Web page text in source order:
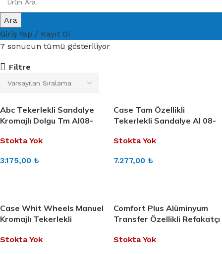
Ara
Giriş Yap / Kayıt Ol
7 sonucun tümü gösteriliyor
Filtre
Abc Tekerlekli Sandalye
Kromajlı Dolgu Tm Al08-
Stokta Yok
3.175,00 ₺
Case Tam Özellikli
Tekerlekli Sandalye Al 08-
Stokta Yok
7.277,00 ₺
Case Whit Wheels Manuel
Kromajlı Tekerlekli
Stokta Yok
Comfort Plus Alüminyum
Transfer Özellikli Refakatçı
Sandalye
Stokta Yok